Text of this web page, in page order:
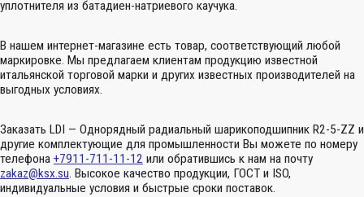
уплотнителя из батадиен-натриевого каучука.
В нашем интернет-магазине есть товар, соответствующий любой
маркировке. Мы предлагаем клиентам продукцию известной
итальянской торговой марки и других известных производителей на
выгодных условиях.
Заказать LDI — Однорядный радиальный шарикоподшипник R2-5-ZZ и
другие комплектующие для промышленности Вы можете по номеру
телефона +7911-711-11-12 или обратившись к нам на почту
zakaz@ksx.su. Высокое качество продукции, ГОСТ и ISO,
индивидуальные условия и быстрые сроки поставок.